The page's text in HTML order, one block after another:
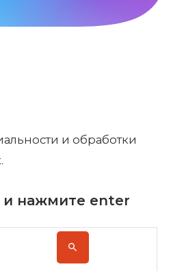
и обработки
и нажмите enter